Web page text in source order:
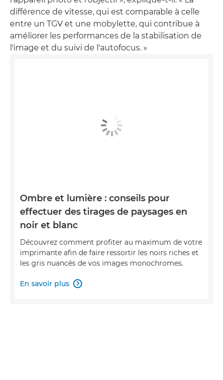
différence de vitesse, qui est comparable à celle
entre un TGV et une mobylette, qui contribue à
améliorer les performances de la stabilisation de
l'image et du suivi de l'autofocus. »
Ombre et lumière : conseils pour
effectuer des tirages de paysages en
noir et blanc
Découvrez comment profiter au maximum de votre
imprimante afin de faire ressortir les noirs riches et
les gris nuancés de vos images monochromes.
En savoir plus 